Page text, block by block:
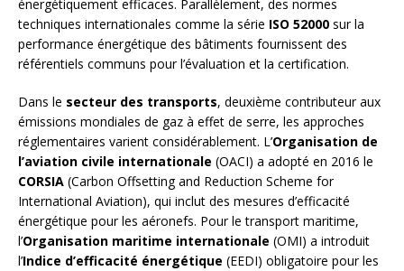
énergétiquement efficaces. Parallèlement, des normes
techniques internationales comme la série ISO 52000 sur la
performance énergétique des bâtiments fournissent des
référentiels communs pour l’évaluation et la certification.
Dans le secteur des transports, deuxième contributeur aux
émissions mondiales de gaz à effet de serre, les approches
réglementaires varient considérablement. L’Organisation de
l’aviation civile internationale (OACI) a adopté en 2016 le
CORSIA (Carbon Offsetting and Reduction Scheme for
International Aviation), qui inclut des mesures d’efficacité
énergétique pour les aéronefs. Pour le transport maritime,
l’Organisation maritime internationale (OMI) a introduit
l’Indice d’efficacité énergétique (EEDI) obligatoire pour les